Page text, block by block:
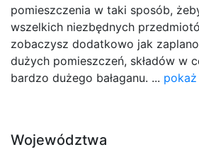
pomieszczenia w taki sposób,
wszelkich niezbędnych
zobaczysz dodatkowo jak
dużych pomieszczeń, składów w
bardzo dużego bałaganu. ...
Województwa